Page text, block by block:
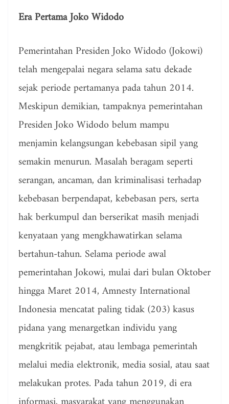
Era Pertama Joko Widodo
Pemerintahan Presiden Joko Widodo (Jokowi)
telah mengepalai negara selama satu dekade
sejak periode pertamanya pada tahun 2014.
Meskipun demikian, tampaknya pemerintahan
Presiden Joko Widodo belum mampu
menjamin kelangsungan kebebasan sipil yang
semakin menurun. Masalah beragam seperti
serangan, ancaman, dan kriminalisasi terhadap
kebebasan berpendapat, kebebasan pers, serta
hak berkumpul dan berserikat masih menjadi
kenyataan yang mengkhawatirkan selama
bertahun-tahun. Selama periode awal
pemerintahan Jokowi, mulai dari bulan Oktober
hingga Maret 2014, Amnesty International
Indonesia mencatat paling tidak (203) kasus
pidana yang menargetkan individu yang
mengkritik pejabat, atau lembaga pemerintah
melalui media elektronik, media sosial, atau saat
melakukan protes. Pada tahun 2019, di era